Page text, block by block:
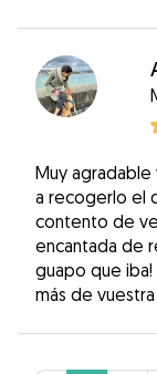
Muy
a recogerlo el
contento de
encantada de
guapo que iba!
más de vuestra